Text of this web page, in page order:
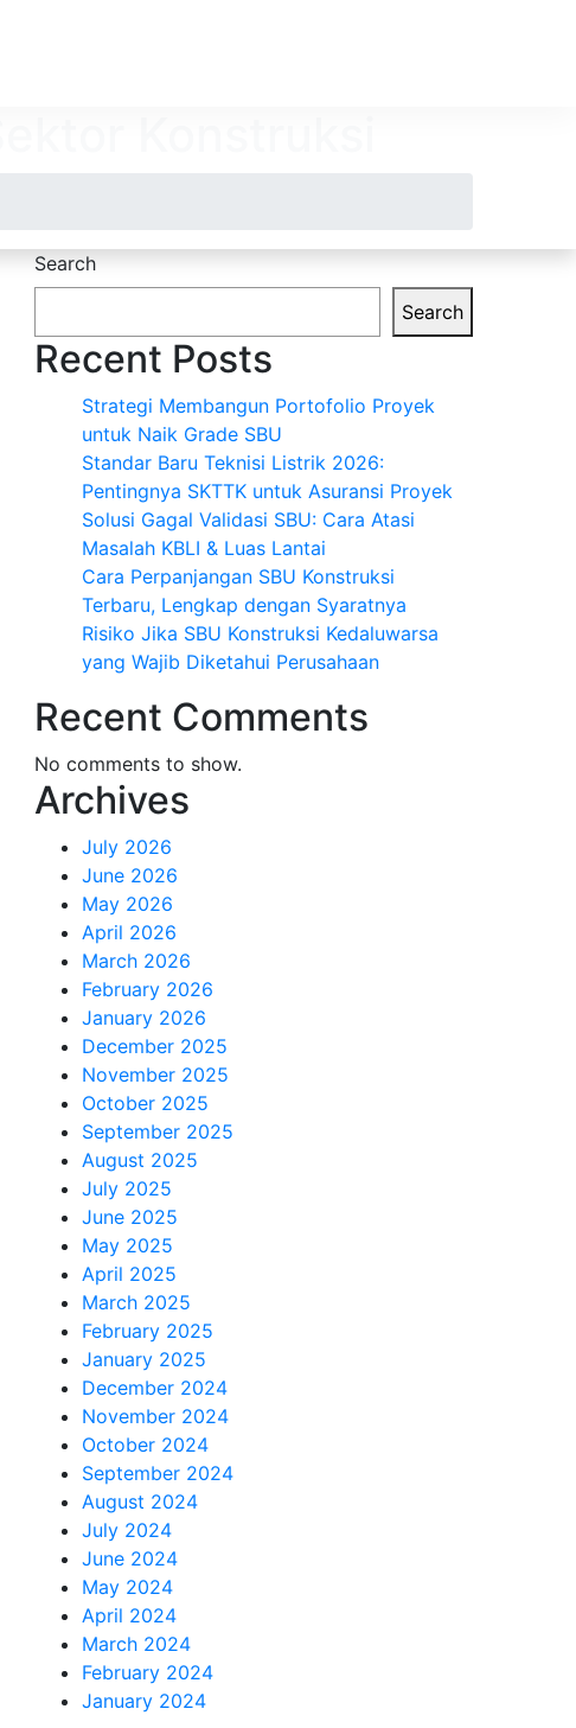
Search
Search
Recent Posts
Strategi Membangun Portofolio Proyek
untuk Naik Grade SBU
Standar Baru Teknisi Listrik 2026:
Pentingnya SKTTK untuk Asuransi Proyek
Solusi Gagal Validasi SBU: Cara Atasi
Masalah KBLI & Luas Lantai
Cara Perpanjangan SBU Konstruksi
Terbaru, Lengkap dengan Syaratnya
Risiko Jika SBU Konstruksi Kedaluwarsa
yang Wajib Diketahui Perusahaan
Recent Comments
No comments to show.
Archives
July 2026
June 2026
May 2026
April 2026
March 2026
February 2026
January 2026
December 2025
November 2025
October 2025
September 2025
August 2025
July 2025
June 2025
May 2025
April 2025
March 2025
February 2025
January 2025
December 2024
November 2024
October 2024
September 2024
August 2024
July 2024
June 2024
May 2024
April 2024
March 2024
February 2024
January 2024